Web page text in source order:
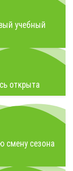
учебный
открыта
смену сезона